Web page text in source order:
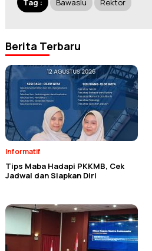
Tag : Bawaslu Rektor
Berita Terbaru
Informatif
Tips Maba Hadapi PKKMB, Cek
Jadwal dan Siapkan Diri